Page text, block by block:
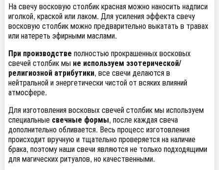
На свечу восковую столбик красная можно наносить надписи
иголкой, краской или лаком. Для усиления эффекта свечу
восковую столбик можно предварительно выкатать в травах
или натереть эфирными маслами.
При производстве полностью прокрашенных восковых
свечей столбик мы не используем эзотерической/
религиозной атрибутики, все свечи делаются в
нейтральной и энергетически чистой от всяких влияний
атмосфере.
Для изготовления восковых свечей столбик мы используем
специальные свечные формы, после каждая свеча
дополнительно обливается. Весь процесс изготовления
происходит вручную и тщательно проверяется на наличие
брака, поэтому наши свечи являются не только подходящими
для магических ритуалов, но качественными.